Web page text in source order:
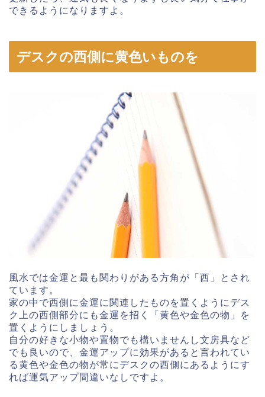
できるようになりますよ。
デスクの西側に黄色いものを
風水では金運と最も関わりがある方角が「西」とされ
ています。
家の中で西側に金運に関連したものを置くようにデス
ク上の西側部分にも金運を招く「黄色や金色の物」を
置くようにしましょう。
自分の好きな小物や置物でも構いませんし文房具など
でも良いので、金運アップに効果があると言われてい
る黄色や金色の物が常にデスクの西側にあるようにす
れば運気アップ間違いなしですよ。